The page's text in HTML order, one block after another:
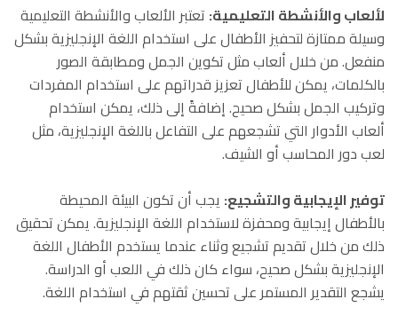
لألعاب والأنشطة التعليمية: تعتبر الألعاب والأنشطة التعليمية
وسيلة ممتازة لتحفيز الأطفال على استخدام اللغة الإنجليزية بشكل
منفعل. من خلال ألعاب مثل تكوين الجمل ومطابقة الصور
بالكلمات، يمكن للأطفال تعزيز قدراتهم على استخدام المفردات
وتركيب الجمل بشكل صحيح. إضافةً إلى ذلك، يمكن استخدام
ألعاب الأدوار التي تشجعهم على التفاعل باللغة الإنجليزية، مثل
لعب دور المحاسب أو الشيف.
توفير الإيجابية والتشجيع: يجب أن تكون البيئة المحيطة
بالأطفال إيجابية ومحفزة لاستخدام اللغة الإنجليزية. يمكن تحقيق
ذلك من خلال تقديم تشجيع وثناء عندما يستخدم الأطفال اللغة
الإنجليزية بشكل صحيح، سواء كان ذلك في اللعب أو الدراسة.
يشجع التقدير المستمر على تحسين ثقتهم في استخدام اللغة.